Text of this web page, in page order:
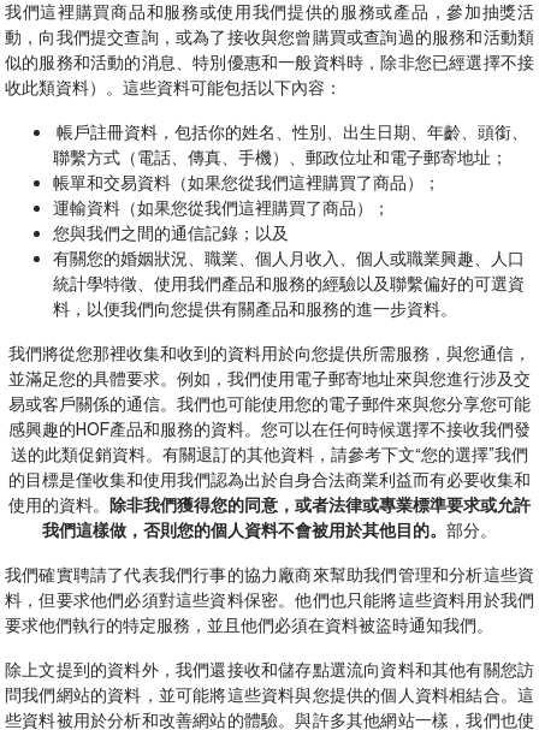
我們這裡購買商品和服務或使用我們提供的服務或產品，參加抽獎活
動，向我們提交查詢，或為了接收與您曾購買或查詢過的服務和活動類
似的服務和活動的消息、特別優惠和一般資料時，除非您已經選擇不接
收此類資料）。這些資料可能包括以下內容：
帳戶註冊資料，包括你的姓名、性別、出生日期、年齡、頭銜、
聯繫方式（電話、傳真、手機）、郵政位址和電子郵寄地址；
帳單和交易資料（如果您從我們這裡購買了商品）；
運輸資料（如果您從我們這裡購買了商品）；
您與我們之間的通信記錄；以及
有關您的婚姻狀況、職業、個人月收入、個人或職業興趣、人口
統計學特徵、使用我們產品和服務的經驗以及聯繫偏好的可選資
料，以便我們向您提供有關產品和服務的進一步資料。
我們將從您那裡收集和收到的資料用於向您提供所需服務，與您通信，
並滿足您的具體要求。例如，我們使用電子郵寄地址來與您進行涉及交
易或客戶關係的通信。我們也可能使用您的電子郵件來與您分享您可能
感興趣的HOF產品和服務的資料。您可以在任何時候選擇不接收我們發
送的此類促銷資料。有關退訂的其他資料，請參考下文“您的選擇”我們
的目標是僅收集和使用我們認為出於自身合法商業利益而有必要收集和
使用的資料。 除非我們獲得您的同意，或者法律或專業標準要求或允許
我們這樣做，否則您的個人資料不會被用於其他目的。 部分。
我們確實聘請了代表我們行事的協力廠商來幫助我們管理和分析這些資
料，但要求他們必須對這些資料保密。他們也只能將這些資料用於我們
要求他們執行的特定服務，並且他們必須在資料被盜時通知我們。
除上文提到的資料外，我們還接收和儲存點選流向資料和其他有關您訪
問我們網站的資料，並可能將這些資料與您提供的個人資料相結合。這
些資料被用於分析和改善網站的體驗。與許多其他網站一樣，我們也使